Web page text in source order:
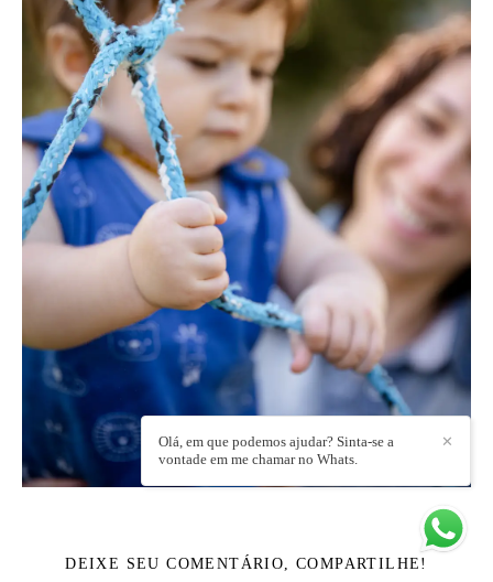
DEIXE SEU COMENTÁRIO, COMPARTILHE!
✕
Olá, em que podemos ajudar? Sinta-se a
vontade em me chamar no Whats.